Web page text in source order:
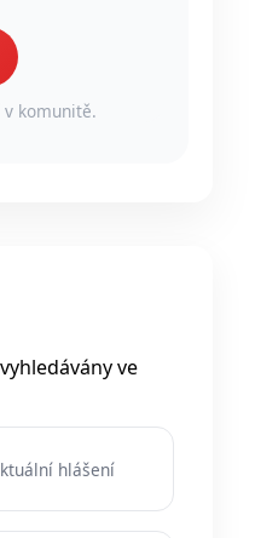
v komunitě.
ve
hlášení